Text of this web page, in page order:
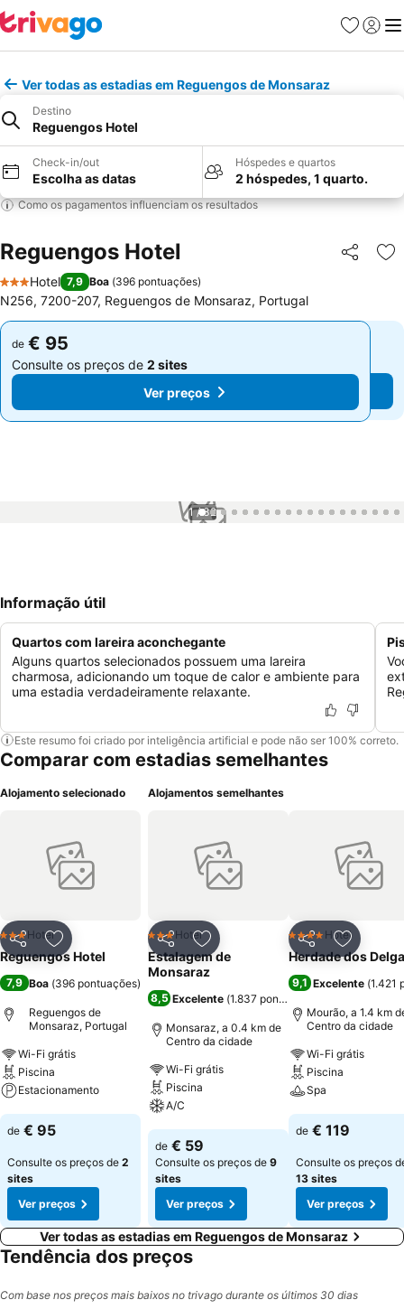
Favoritos
Iniciar
Ver todas as estadias em Reguengos de Monsaraz
Destino
Reguengos Hotel
Check-in/out
Escolha as datas
Hóspedes e quartos
2 hóspedes, 1 quarto.
Como os pagamentos influenciam os resultados
Reguengos Hotel Partilhar
3 Estrelas
Hotel 7,9 Boa (396 pontuações)
N256, 7200-207, Reguengos de Monsaraz, Portugal
de € 95
Consulte os preços de 2 sites
Ver preços
de € 95
Consulte os preços de 2 sites
Ver preços
1 / 32
Informação útil
Quartos com lareira aconchegante
Alguns quartos selecionados possuem uma lareira
charmosa, adicionando um toque de calor e ambiente para
uma estadia verdadeiramente relaxante.
Este resumo foi criado por inteligência artificial e pode não ser 100% correto.
Comparar com estadias semelhantes
Alojamento selecionado
PartilharAdicionar aos favoritos
3 Estrelas
Hotel
Reguengos Hotel
7,9 Boa (396 pontuações)
Reguengos de
Monsaraz, Portugal
Wi-Fi grátis
Piscina
Estacionamento
Ver preços
de € 95
Consulte os preços de 2
sites
Ver preços
Alojamentos semelhantes
PartilharAdicionar aos favoritos
3 Estrelas
Hotel
Estalagem de
Monsaraz
8,5 Excelente (1.837 pontuações
Monsaraz, a 0.4 km de
Centro da cidade
Wi-Fi grátis
Piscina
A/C
Ver preços
de € 59
Consulte os preços de 9
sites
Ver preços
Partilhar
4 EstrelasHotel
Herdade dos
9,1 Excelente (1.421
Mourão, a 1.4 km
Centro da cidade
Wi-Fi grátis
Piscina
Spa
Ver preços
de € 119
Consulte os preços
13 sites
Ver preços
Ver todas as estadias em Reguengos de Monsaraz
Tendência dos preços
Com base nos preços mais baixos no trivago durante os últimos 30 dias